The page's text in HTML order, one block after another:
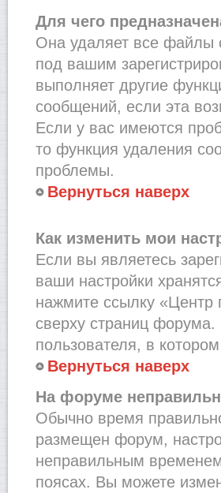
Для чего
Она удаляет все файлы
под вашим
выполняет другие
сообщений, если эта
Если у вас имеются
то функция удаления
проблемы.
Вернуться наверх
Как изменить мои
Если вы являетесь
ваши настройки
нажмите ссылку «Центр
сверху страниц
пользователя, в
Вернуться наверх
На форуме
Обычно время
размещен форум,
неправильным
поясах. Вы можете